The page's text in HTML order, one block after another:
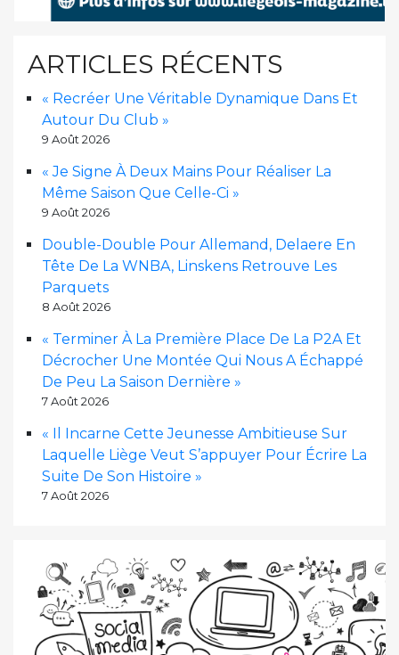
ARTICLES RÉCENTS
« Recréer Une Véritable Dynamique Dans Et
Autour Du Club »
9 Août 2026
« Je Signe À Deux Mains Pour Réaliser La
Même Saison Que Celle-Ci »
9 Août 2026
Double-Double Pour Allemand, Delaere En
Tête De La WNBA, Linskens Retrouve Les
Parquets
8 Août 2026
« Terminer À La Première Place De La P2A Et
Décrocher Une Montée Qui Nous A Échappé
De Peu La Saison Dernière »
7 Août 2026
« Il Incarne Cette Jeunesse Ambitieuse Sur
Laquelle Liège Veut S’appuyer Pour Écrire La
Suite De Son Histoire »
7 Août 2026